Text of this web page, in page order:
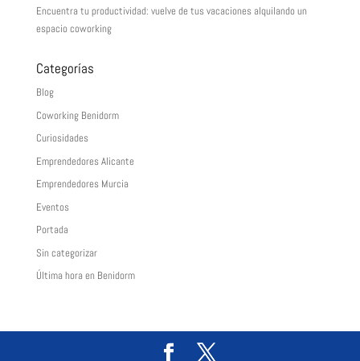
Encuentra tu productividad: vuelve de tus vacaciones alquilando un
espacio coworking
Categorías
Blog
Coworking Benidorm
Curiosidades
Emprendedores Alicante
Emprendedores Murcia
Eventos
Portada
Sin categorizar
Última hora en Benidorm